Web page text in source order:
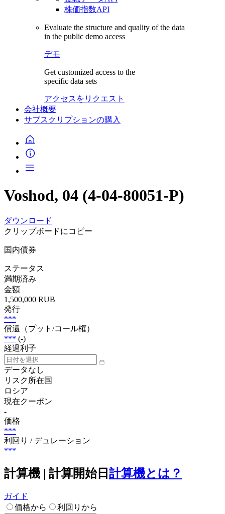
株価指数API
Evaluate the structure and quality of the data
in the public demo access
デモ
Get customized access to the
specific data sets
アクセスをリクエスト
会社概要
サブスクリプションの購入
Voshod, 04 (4-04-80051-P)
ダウンロード
クリップボードにコピー
国内債券
ステータス
満期済み
金額
1,500,000 RUB
発行
***
償還（プット/コール権）
*** (-)
経過利子
データなし
リスク所在国
ロシア
現在クーポン
-
価格
***
利回り / デュレーション
***
計算機 | 計算開始日 計算機とは？
ガイド
価格から
利回りから